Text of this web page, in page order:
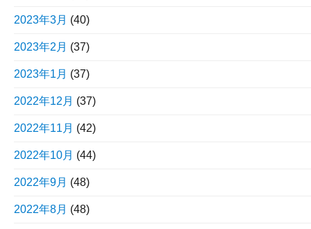
2023年3月 (40)
2023年2月 (37)
2023年1月 (37)
2022年12月 (37)
2022年11月 (42)
2022年10月 (44)
2022年9月 (48)
2022年8月 (48)